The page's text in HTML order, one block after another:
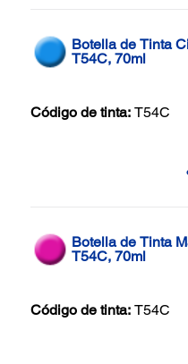
Botella de Tinta
T54C, 70ml
Código de tinta: T54C
Botella de Tinta
T54C, 70ml
Código de tinta: T54C